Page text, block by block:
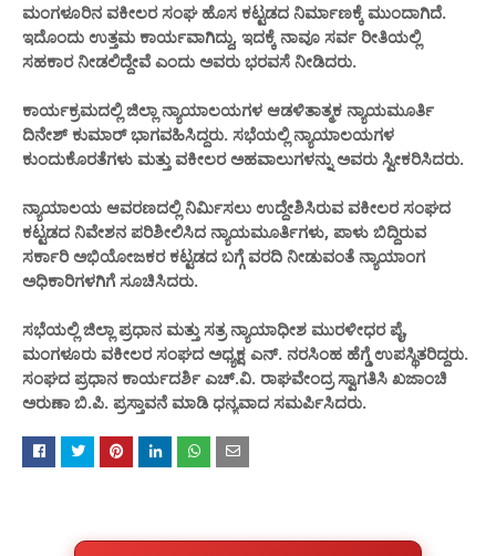
ಮಂಗಳೂರಿನ ವಕೀಲರ ಸಂಘ ಹೊಸ ಕಟ್ಟಡದ ನಿರ್ಮಾಣಕ್ಕೆ ಮುಂದಾಗಿದೆ.
ಇದೊಂದು ಉತ್ತಮ ಕಾರ್ಯವಾಗಿದ್ದು, ಇದಕ್ಕೆ ನಾವೂ ಸರ್ವ ರೀತಿಯಲ್ಲಿ
ಸಹಕಾರ ನೀಡಲಿದ್ದೇವೆ ಎಂದು ಅವರು ಭರವಸೆ ನೀಡಿದರು.
ಕಾರ್ಯಕ್ರಮದಲ್ಲಿ ಜಿಲ್ಲಾ ನ್ಯಾಯಾಲಯಗಳ ಆಡಳಿತಾತ್ಮಕ ನ್ಯಾಯಮೂರ್ತಿ
ದಿನೇಶ್ ಕುಮಾರ್ ಭಾಗವಹಿಸಿದ್ದರು. ಸಭೆಯಲ್ಲಿ ನ್ಯಾಯಾಲಯಗಳ
ಕುಂದುಕೊರತೆಗಳು ಮತ್ತು ವಕೀಲರ ಅಹವಾಲುಗಳನ್ನು ಅವರು ಸ್ವೀಕರಿಸಿದರು.
ನ್ಯಾಯಾಲಯ ಆವರಣದಲ್ಲಿ ನಿರ್ಮಿಸಲು ಉದ್ದೇಶಿಸಿರುವ ವಕೀಲರ ಸಂಘದ
ಕಟ್ಟಡದ ನಿವೇಶನ ಪರಿಶೀಲಿಸಿದ ನ್ಯಾಯಮೂರ್ತಿಗಳು, ಪಾಳು ಬಿದ್ದಿರುವ
ಸರ್ಕಾರಿ ಅಭಿಯೋಜಕರ ಕಟ್ಟಡದ ಬಗ್ಗೆ ವರದಿ ನೀಡುವಂತೆ ನ್ಯಾಯಾಂಗ
ಅಧಿಕಾರಿಗಳಗಿಗೆ ಸೂಚಿಸಿದರು.
ಸಭೆಯಲ್ಲಿ ಜಿಲ್ಲಾ ಪ್ರಧಾನ ಮತ್ತು ಸತ್ರ ನ್ಯಾಯಾಧೀಶ ಮುರಳೀಧರ ಪೈ,
ಮಂಗಳೂರು ವಕೀಲರ ಸಂಘದ ಅಧ್ಯಕ್ಷ ಎನ್. ನರಸಿಂಹ ಹೆಗ್ಡೆ ಉಪಸ್ಥಿತರಿದ್ದರು.
ಸಂಘದ ಪ್ರಧಾನ ಕಾರ್ಯದರ್ಶಿ ಎಚ್.ವಿ. ರಾಘವೇಂದ್ರ ಸ್ವಾಗತಿಸಿ ಖಜಾಂಚಿ
ಅರುಣಾ ಬಿ.ಪಿ. ಪ್ರಸ್ತಾವನೆ ಮಾಡಿ ಧನ್ಯವಾದ ಸಮರ್ಪಿಸಿದರು.